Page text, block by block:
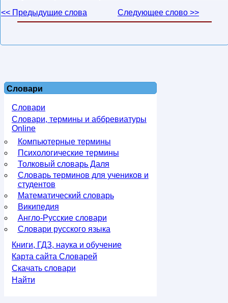
<< Предыдущие слова
Следующее слово >>
Словари
Словари
Словари, термины и аббревиатуры
Online
Компьютерные термины
Психологические термины
Толковый словарь Даля
Словарь терминов для учеников и
студентов
Математический словарь
Википедия
Англо-Русские словари
Словари русского языка
Книги, ГДЗ, наука и обучение
Карта сайта Словарей
Скачать словари
Найти